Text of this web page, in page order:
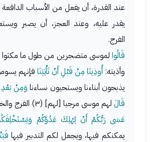
عند القدرة، أن يفعل من الأسباب الدافعة
يقدر عليه، وعند العجز، أن يصبر
الفرج.
قَالُوا لموسى متضجرين من طول ما مكثوا
وأذيته:أُوذِينَا مِنْ قَبْلِ أَنْ تَأْتِيَنَافإنهم
يذبحون أبناءنا ويستحيون نساءنا وَمِنْ بَعْدِ
قَالَ لهم موسى مرجيا [لهم] (٣) الفرج والخلاص من شرهم:
عَسَى رَبُّكُمْ أَنْ يُهْلِكَ عَدُوَّكُمْ
يمكنكم فيها، ويجعل لكم التدبير فيها